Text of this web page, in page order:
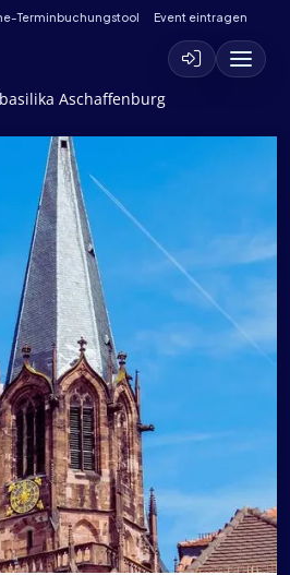
Terminbuchungstool Event eintragen
Aschaffenburg